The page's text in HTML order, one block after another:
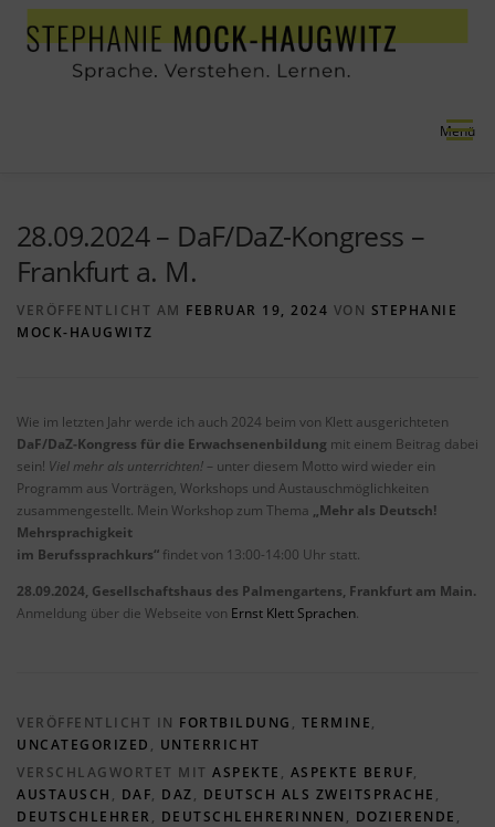
Zum Inhalt springen
Menü
28.09.2024 – DaF/DaZ-Kongress –
Frankfurt a. M.
VERÖFFENTLICHT AM FEBRUAR 19, 2024 VON STEPHANIE
MOCK-HAUGWITZ
Wie im letzten Jahr werde ich auch 2024 beim von Klett ausgerichteten
DaF/DaZ-Kongress für die Erwachsenenbildung mit einem Beitrag dabei
sein! Viel mehr als unterrichten! – unter diesem Motto wird wieder ein
Programm aus Vorträgen, Workshops und Austauschmöglichkeiten
zusammengestellt. Mein Workshop zum Thema „Mehr als Deutsch!
Mehrsprachigkeit
im Berufssprachkurs“ findet von 13:00-14:00 Uhr statt.
28.09.2024, Gesellschaftshaus des Palmengartens, Frankfurt am Main.
Anmeldung über die Webseite von Ernst Klett Sprachen.
VERÖFFENTLICHT IN FORTBILDUNG , TERMINE,
UNCATEGORIZED , UNTERRICHT
VERSCHLAGWORTET MIT ASPEKTE , ASPEKTE BERUF,
AUSTAUSCH , DAF, DAZ, DEUTSCH ALS ZWEITSPRACHE ,
DEUTSCHLEHRER , DEUTSCHLEHRERINNEN , DOZIERENDE ,